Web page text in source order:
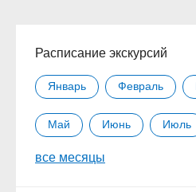
Расписание экскурсий
Январь Февраль
Май Июнь Июль
Сентябрь
все месяцы